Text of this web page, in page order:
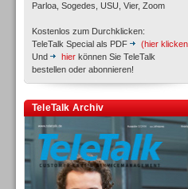
Parloa, Sogedes, USU, Vier, Zoom
Kostenlos zum Durchklicken:
TeleTalk Special als PDF
(hier
Und
hier können Sie TeleTalk
bestellen oder abonnieren!
TeleTalk Archiv
Inbound